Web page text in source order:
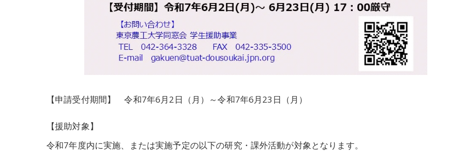
【申請受付期間】 令和7年6月2日（月）～令和7年6月23日（月）
【援助対象】
令和7年度内に実施、または実施予定の以下の研究・課外活動が対象となります。